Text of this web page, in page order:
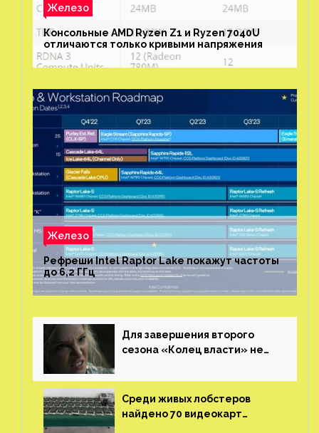
Железо
Консольные AMD Ryzen Z1 и Ryzen 7040U
отличаются только кривыми напряжения
Железо
Рефреши Intel Raptor Lake покажут частоты
до 6,2 ГГц
Для завершения второго
сезона «Колец власти» не
Среди живых лобстеров
найдено 70 видеокарт